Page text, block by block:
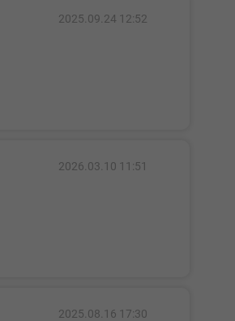
2025.09.24 12:52
2026.03.10 11:51
2025.08.16 17:30